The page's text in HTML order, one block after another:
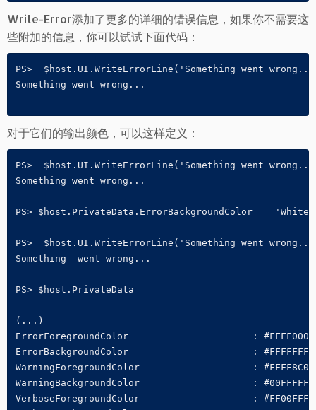
Write-Error添加了更多的详细的错误信息，如果你不需要这
些附加的信息，你可以试试下面代码：
PS>  $host.UI.WriteErrorLine('Something went
Something went wrong...
对于它们的输出颜色，可以这样定义：
PS>  $host.UI.WriteErrorLine('Something went
Something went wrong...
PS> $host.PrivateData.ErrorBackgroundColor  = 'White'
PS>  $host.UI.WriteErrorLine('Something went
Something  went wrong...
PS> $host.PrivateData
(...)
ErrorForegroundColor                      : #FFFF0000
ErrorBackgroundColor                      : #FFFFFFFF
WarningForegroundColor                    : #FFFF8C00
WarningBackgroundColor                    : #00FFFFFF
VerboseForegroundColor                    : #FF00FFFF